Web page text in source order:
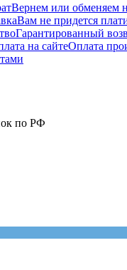
Вернем или обменяем
Вам не придется
Гарантированный
на сайтеОплата
по РФ